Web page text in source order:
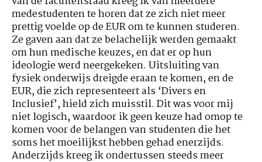
medestudenten te horen dat ze zich niet meer
prettig voelde op de EUR om te kunnen studeren.
Ze gaven aan dat ze belachelijk werden gemaakt
om hun medische keuzes, en dat er op hun
ideologie werd neergekeken. Uitsluiting van
fysiek onderwijs dreigde eraan te komen, en de
EUR, die zich representeert als ‘Divers en
Inclusief’, hield zich muisstil. Dit was voor mij
niet logisch, waardoor ik geen keuze had omop te
komen voor de belangen van studenten die het
soms het moeilijkst hebben gehad enerzijds.
Anderzijds kreeg ik ondertussen steeds meer